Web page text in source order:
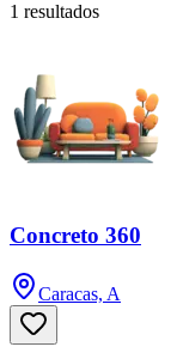
1 resultados
Concreto 360
Caracas, A